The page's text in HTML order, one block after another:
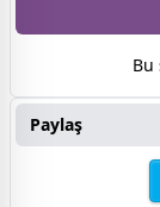
Bu
Paylaş